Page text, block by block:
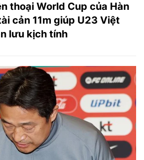
thoại World Cup của Hàn
cản 11m giúp U23 Việt
lưu kịch tính